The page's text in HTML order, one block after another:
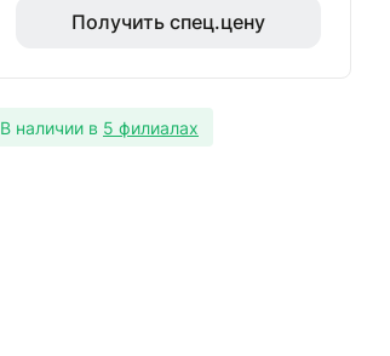
Получить спец.цену
В наличии в 5 филиалах